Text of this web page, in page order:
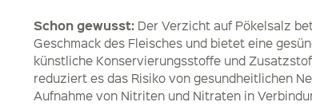
Schon gewusst: Der Verzicht auf Pökelsalz
Geschmack des Fleisches und bietet eine
künstliche Konservierungsstoffe und
reduziert es das Risiko von gesundheitlichen
Aufnahme von Nitriten und Nitraten in